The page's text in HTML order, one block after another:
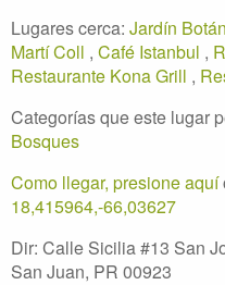
Lugares cerca: Jardín
Martí Coll , Café Istanbul ,
Restaurante Kona Grill ,
Categorías que este lugar
Bosques
Como llegar, presione aquí
18,415964,-66,03627
Dir: Calle Sicilia #13 San
San Juan, PR 00923